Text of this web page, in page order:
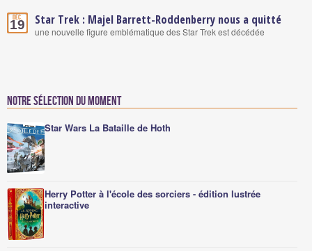
Déc.
19 Star Trek : Majel Barrett-Roddenberry nous a quitté
une nouvelle figure emblématique des Star Trek est décédée
Notre sélection du moment
Star Wars La Bataille de Hoth
Herry Potter à l'école des sorciers - édition lustrée
interactive